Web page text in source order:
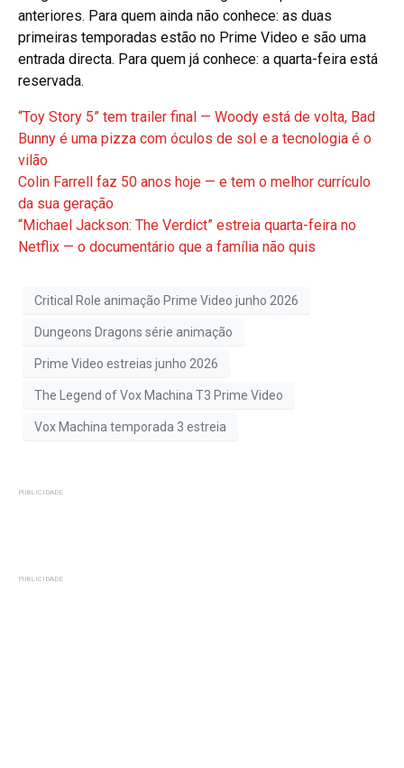
anteriores. Para quem ainda não conhece: as duas
primeiras temporadas estão no Prime Video e são uma
entrada directa. Para quem já conhece: a quarta-feira está
reservada.
“Toy Story 5” tem trailer final — Woody está de volta, Bad
Bunny é uma pizza com óculos de sol e a tecnologia é o
vilão
Colin Farrell faz 50 anos hoje — e tem o melhor currículo
da sua geração
“Michael Jackson: The Verdict” estreia quarta-feira no
Netflix — o documentário que a família não quis
Critical Role animação Prime Video junho 2026
Dungeons Dragons série animação
Prime Video estreias junho 2026
The Legend of Vox Machina T3 Prime Video
Vox Machina temporada 3 estreia
PUBLICIDADE
PUBLICIDADE